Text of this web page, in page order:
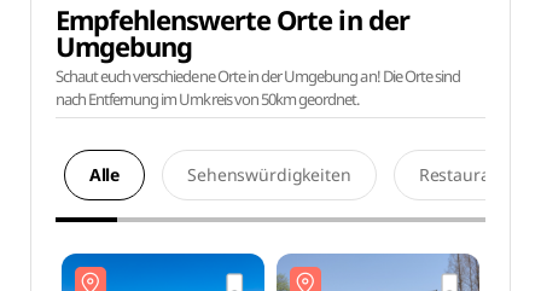
Empfehlenswerte Orte in der
Umgebung
Schaut euch verschiedene Orte in der Umgebung an! Die Orte sind
nach Entfernung im Umkreis von 50km geordnet.
Alle Sehenswürdigkeiten Restaurants